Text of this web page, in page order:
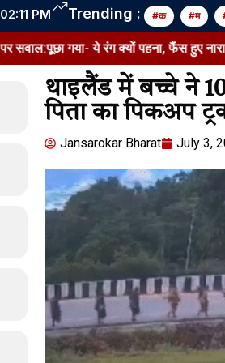
PM Trending : #क #म
ये रंग क्यों पहना, फैंस हुए नाराज, एक्ट्रेस के
थाइलैंड में बच्चे ने
पिता का पिकअप
Jansarokar Bharat July 3,